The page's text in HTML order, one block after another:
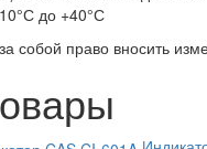
до +40°С
собой право вносить